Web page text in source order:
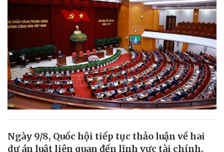
Ngày 9/8, Quốc hội tiếp tục thảo luận về hai
dự án luật liên quan đến lĩnh vực tài chính,